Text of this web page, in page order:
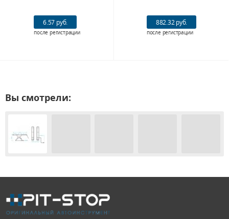
6.57 руб.
после регистрации
882.32 руб.
после регистрации
Вы смотрели: